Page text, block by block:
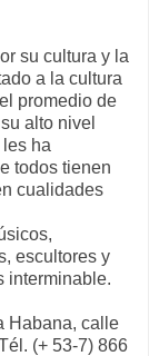
su cultura y la
a la cultura
promedio de
alto nivel
ha
todos tienen
cualidades
escultores y
interminable.
Habana, calle
(+ 53-7) 866